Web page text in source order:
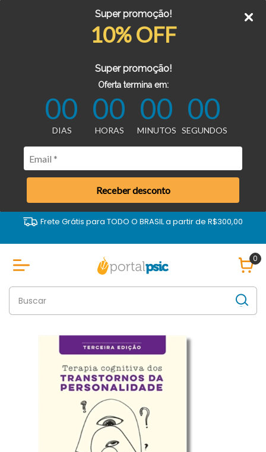
Super promoção!
10% OFF
Super promoção!
Oferta termina em:
00
DIAS
00
HORAS
00
MINUTOS
00
SEGUNDOS
Receber desconto
Frete Grátis para TODO O BRASIL a partir de R$300,00
0